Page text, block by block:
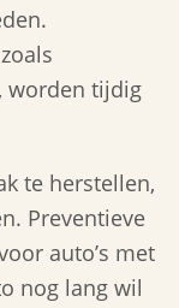
worden tijdig
te herstellen,
Preventieve
auto’s met
nog lang wil